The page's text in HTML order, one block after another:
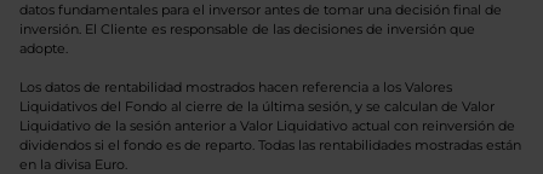
datos fundamentales para el inversor antes de tomar una decisión final de
inversión. El Cliente es responsable de las decisiones de inversión que
adopte.
Los datos de rentabilidad mostrados hacen referencia a los Valores
Liquidativos del Fondo al cierre de la última sesión, y se calculan de Valor
Liquidativo de la sesión anterior a Valor Liquidativo actual con reinversión de
dividendos si el fondo es de reparto. Todas las rentabilidades mostradas están
en la divisa Euro.